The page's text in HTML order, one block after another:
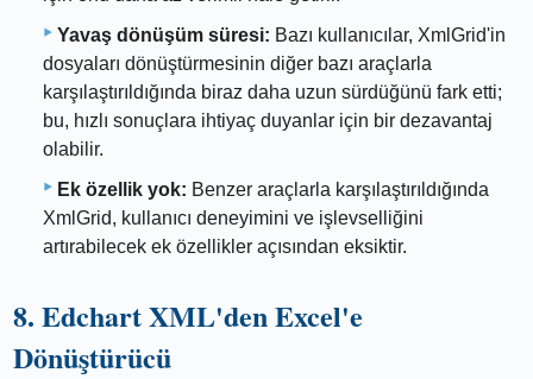
Yavaş dönüşüm süresi: Bazı kullanıcılar, XmlGrid'in
dosyaları dönüştürmesinin diğer bazı araçlarla
karşılaştırıldığında biraz daha uzun sürdüğünü fark etti;
bu, hızlı sonuçlara ihtiyaç duyanlar için bir dezavantaj
olabilir.
Ek özellik yok: Benzer araçlarla karşılaştırıldığında
XmlGrid, kullanıcı deneyimini ve işlevselliğini
artırabilecek ek özellikler açısından eksiktir.
8. Edchart XML'den Excel'e
Dönüştürücü